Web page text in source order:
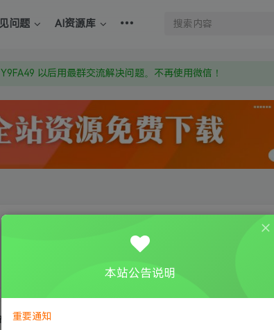
问题 AI资源库
活码也是解压密码
证书和内容链接
布林弹球】Peglin 中文绿色版
本站公告说明
重要通知